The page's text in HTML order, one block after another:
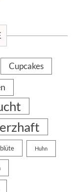
Cupcakes
Huhn